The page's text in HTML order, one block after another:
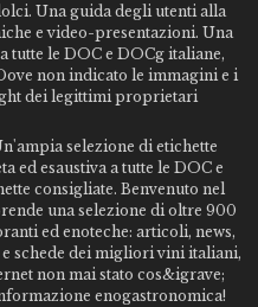
Una guida degli utenti alla
e video-presentazioni. Una
tutte le DOC e DOCg italiane,
non indicato le immagini e i
dei legittimi proprietari
selezione di etichette
ed esaustiva a tutte le DOC e
consigliate. Benvenuto nel
una selezione di oltre 900
ed enoteche: articoli, news,
schede dei migliori vini italiani,
non mai stato cos&igrave;
enogastronomica!